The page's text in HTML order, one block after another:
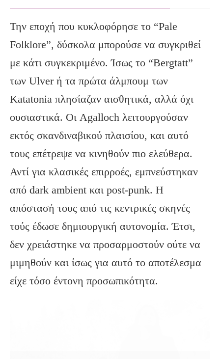
Την εποχή που κυκλοφόρησε το “Pale
Folklore”, δύσκολα μπορούσε να συγκριθεί
με κάτι συγκεκριμένο. Ίσως το “Bergtatt”
των Ulver ή τα πρώτα άλμπουμ των
Katatonia πλησίαζαν αισθητικά, αλλά όχι
ουσιαστικά. Οι Agalloch λειτουργούσαν
εκτός σκανδιναβικού πλαισίου, και αυτό
τους επέτρεψε να κινηθούν πιο ελεύθερα.
Αντί για κλασικές επιρροές, εμπνεύστηκαν
από dark ambient και post-punk. Η
απόστασή τους από τις κεντρικές σκηνές
τούς έδωσε δημιουργική αυτονομία. Έτσι,
δεν χρειάστηκε να προσαρμοστούν ούτε να
μιμηθούν και ίσως για αυτό το αποτέλεσμα
είχε τόσο έντονη προσωπικότητα.